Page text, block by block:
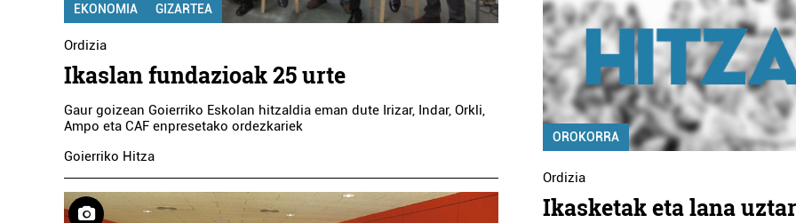
EKONOMIA GIZARTEA
Ordizia
Ikaslan fundazioak 25 urte
Gaur goizean Goierriko Eskolan hitzaldia eman dute Irizar, Indar, Orkli,
Ampo eta CAF enpresetako ordezkariek
Goierriko Hitza
OROKORRA
Ordizia
Ikasketak eta lana